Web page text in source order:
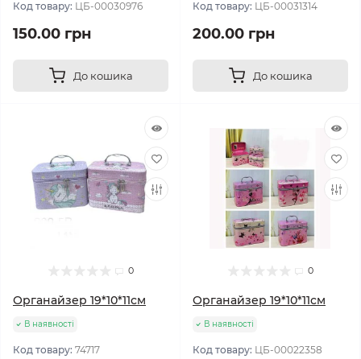
Код товару: ЦБ-00030976
150.00 грн
До кошика
Код товару: ЦБ-00031314
200.00 грн
До кошика
0
Органайзер 19*10*11см
В наявності
Код товару: 74717
0
Органайзер 19*10*11см
В наявності
Код товару: ЦБ-00022358